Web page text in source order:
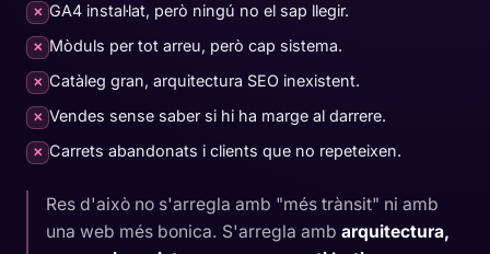
✕ GA4 instal·lat, però ningú no el sap llegir.
✕ Mòduls per tot arreu, però cap sistema.
✕ Catàleg gran, arquitectura SEO inexistent.
✕ Vendes sense saber si hi ha marge al darrere.
✕ Carrets abandonats i clients que no repeteixen.
Res d'això no s'arregla amb "més trànsit" ni amb
una web més bonica. S'arregla amb arquitectura,